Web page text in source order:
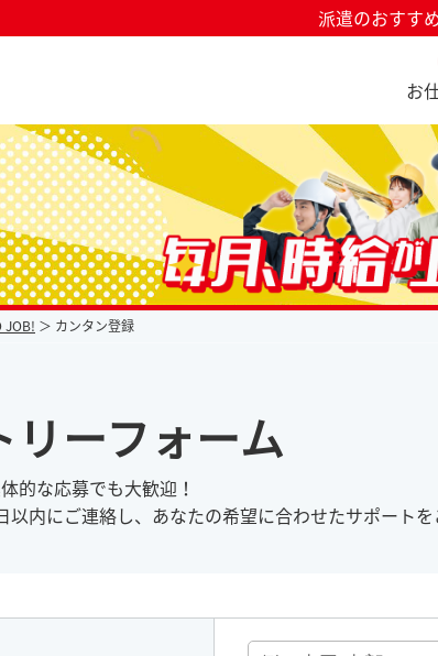
派遣のおすす
お
ミヨジョブ
JOB! カンタン登録
リーフォーム
的な応募でも大歓迎！
以内にご連絡し、あなたの希望に合わせたサポートを